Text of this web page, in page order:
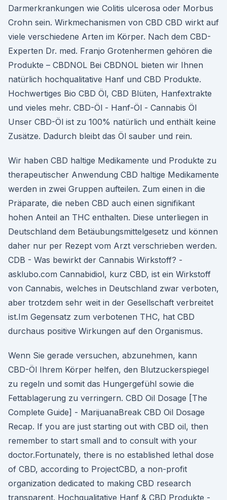
Darmerkrankungen wie Colitis ulcerosa oder Morbus
Crohn sein. Wirkmechanismen von CBD CBD wirkt auf
viele verschiedene Arten im Körper. Nach dem CBD-
Experten Dr. med. Franjo Grotenhermen gehören die
Produkte – CBDNOL Bei CBDNOL bieten wir Ihnen
natürlich hochqualitative Hanf und CBD Produkte.
Hochwertiges Bio CBD Öl, CBD Blüten, Hanfextrakte
und vieles mehr. CBD-Öl - Hanf-Öl - Cannabis Öl
Unser CBD-Öl ist zu 100% natürlich und enthält keine
Zusätze. Dadurch bleibt das Öl sauber und rein.
Wir haben CBD haltige Medikamente und Produkte zu
therapeutischer Anwendung CBD haltige Medikamente
werden in zwei Gruppen aufteilen. Zum einen in die
Präparate, die neben CBD auch einen signifikant
hohen Anteil an THC enthalten. Diese unterliegen in
Deutschland dem Betäubungsmittelgesetz und können
daher nur per Rezept vom Arzt verschrieben werden.
CDB - Was bewirkt der Cannabis Wirkstoff? -
asklubo.com Cannabidiol, kurz CBD, ist ein Wirkstoff
von Cannabis, welches in Deutschland zwar verboten,
aber trotzdem sehr weit in der Gesellschaft verbreitet
ist.Im Gegensatz zum verbotenen THC, hat CBD
durchaus positive Wirkungen auf den Organismus.
Wenn Sie gerade versuchen, abzunehmen, kann
CBD-Öl Ihrem Körper helfen, den Blutzuckerspiegel
zu regeln und somit das Hungergefühl sowie die
Fettablagerung zu verringern. CBD Oil Dosage [The
Complete Guide] - MarijuanaBreak CBD Oil Dosage
Recap. If you are just starting out with CBD oil, then
remember to start small and to consult with your
doctor.Fortunately, there is no established lethal dose
of CBD, according to ProjectCBD, a non-profit
organization dedicated to making CBD research
transparent. Hochqualitative Hanf & CBD Produkte -